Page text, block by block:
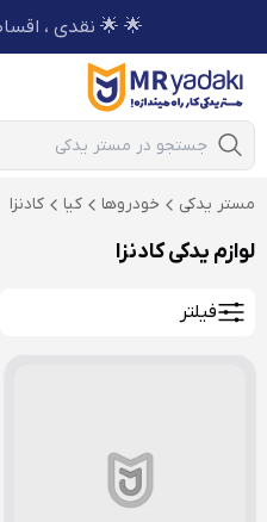
🌟 🌟 نقدی ،
Mobile Search
مستر یدکی خودروها کیا کادنزا
لوازم یدکی کادنزا
فیلتر